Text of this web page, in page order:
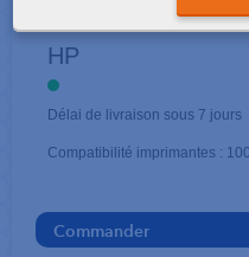
HP
Délai de livraison sous 7 jours
Compatibilité imprimantes :
Commander